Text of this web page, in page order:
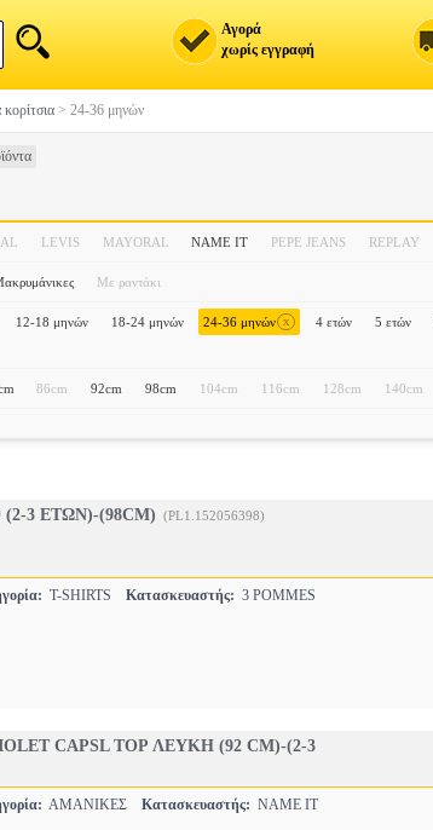
Αγορά
χωρίς εγγραφή
> 24-36 μηνών
LEVIS MAYORAL NAME IT PEPE JEANS REPLAY
Με ραντάκι
12-18 μηνών 18-24 μηνών 24-36 μηνών x 4 ετών 5 ετών
86cm 92cm 98cm 104cm 116cm 128cm 140cm
(2-3 ΕΤΩΝ)-(98CM) (PL1.152056398)
T-SHIRTS Κατασκευαστής: 3 POMMES
CAPSL TOP ΛΕΥΚΗ (92 CM)-(2-3
ΑΜΑΝΙΚΕΣ Κατασκευαστής: NAME IT